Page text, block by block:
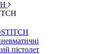
пістолет